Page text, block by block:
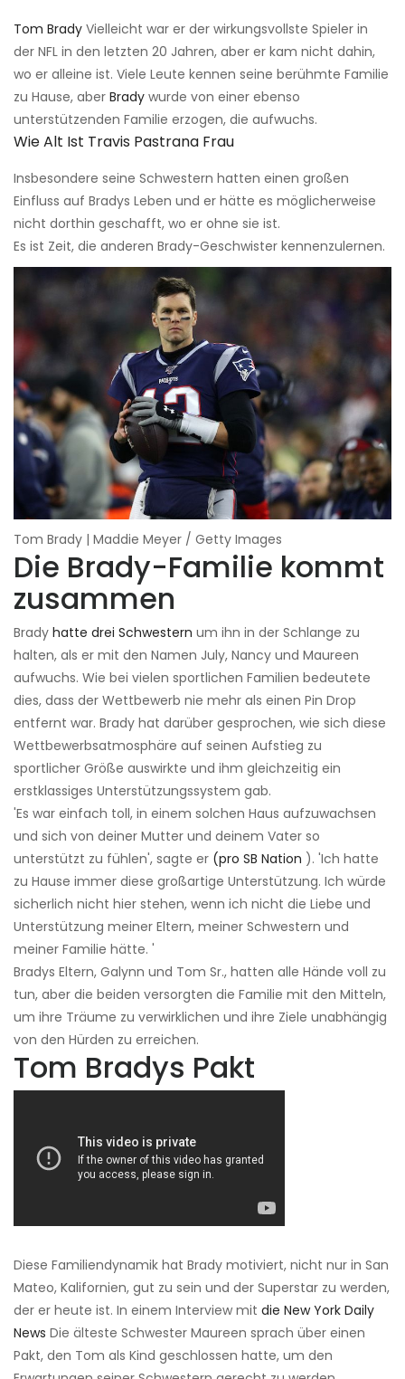
Tom Brady Vielleicht war er der wirkungsvollste Spieler in
der NFL in den letzten 20 Jahren, aber er kam nicht dahin,
wo er alleine ist. Viele Leute kennen seine berühmte Familie
zu Hause, aber Brady wurde von einer ebenso
unterstützenden Familie erzogen, die aufwuchs.
Wie Alt Ist Travis Pastrana Frau
Insbesondere seine Schwestern hatten einen großen
Einfluss auf Bradys Leben und er hätte es möglicherweise
nicht dorthin geschafft, wo er ohne sie ist.
Es ist Zeit, die anderen Brady-Geschwister kennenzulernen.
Tom Brady | Maddie Meyer / Getty Images
Die Brady-Familie kommt
zusammen
Brady hatte drei Schwestern um ihn in der Schlange zu
halten, als er mit den Namen July, Nancy und Maureen
aufwuchs. Wie bei vielen sportlichen Familien bedeutete
dies, dass der Wettbewerb nie mehr als einen Pin Drop
entfernt war. Brady hat darüber gesprochen, wie sich diese
Wettbewerbsatmosphäre auf seinen Aufstieg zu
sportlicher Größe auswirkte und ihm gleichzeitig ein
erstklassiges Unterstützungssystem gab.
'Es war einfach toll, in einem solchen Haus aufzuwachsen
und sich von deiner Mutter und deinem Vater so
unterstützt zu fühlen', sagte er (pro SB Nation ). 'Ich hatte
zu Hause immer diese großartige Unterstützung. Ich würde
sicherlich nicht hier stehen, wenn ich nicht die Liebe und
Unterstützung meiner Eltern, meiner Schwestern und
meiner Familie hätte. '
Bradys Eltern, Galynn und Tom Sr., hatten alle Hände voll zu
tun, aber die beiden versorgten die Familie mit den Mitteln,
um ihre Träume zu verwirklichen und ihre Ziele unabhängig
von den Hürden zu erreichen.
Tom Bradys Pakt
Diese Familiendynamik hat Brady motiviert, nicht nur in San
Mateo, Kalifornien, gut zu sein und der Superstar zu werden,
der er heute ist. In einem Interview mit die New York Daily
News Die älteste Schwester Maureen sprach über einen
Pakt, den Tom als Kind geschlossen hatte, um den